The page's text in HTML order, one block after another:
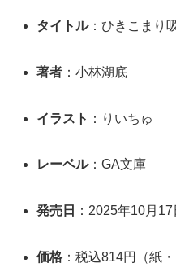
タイトル：ひきこまり
著者 ：小林湖底
イラスト ：りいちゅ
レーベル：GA文庫
発売日 ：2025年10月
価格 ：税込814円（紙